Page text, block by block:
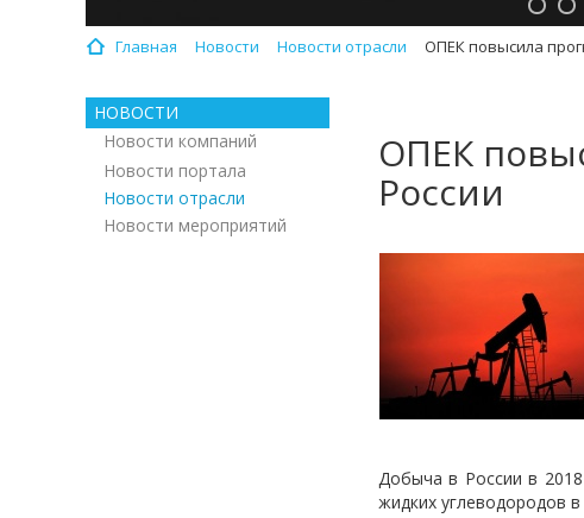
Главная Новости Новости отрасли ОПЕК повысила
НОВОСТИ
Новости компаний
Новости портала
Новости отрасли
Новости мероприятий
ОПЕК
России
Добыча в России в
жидких углеводородов